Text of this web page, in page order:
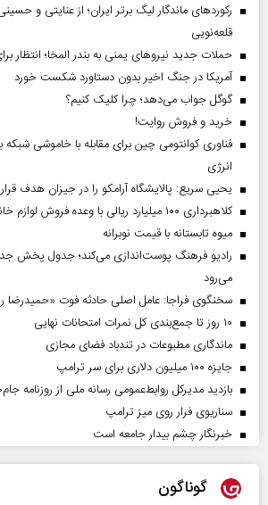
رکورد‌های ماندگار لیگ برتر ایران؛ از عنایتی و
قلعه‌نویی
حملات جدید نیروهای یمنی به بندر المخا؛ انتظار
آمریکا در جنگ اخیر بدون دستاورد شکست خورد
گوگل جواب می‌دهد؛ چرا کلیک کنیم؟
خرید و فروش روایت!
فناوری کوانتومی چین برای مقابله با خاموشی
انرژی
یحیی سریع: پالایشگاه آرامکو را در جیزان هدف
کلاهبرداری ۱۰۰ میلیارد ریالی با وعده فروش لوازم خانگی نصف قیمت!
میوه تابستانه با قیمت نوبرانه
می‌رود
سخنگوی فراجا: عامل اصلی حادثه فوت «حمیدرضا
۱۰ روز تا جمع‌بندی کل نمرات امتحانات نهایی
ماندگاری مطبوعات در تندباد فضای مجازی
جایزه ۱۰۰ میلیون دلاری برای سر ترامپ
بازدید مدیرکل روابط‌عمومی رسانه ملی از روزنامه
سناریوی فرار روی میز ترامپ
خبرنگار چشم بیدار جامعه است
گوناگون